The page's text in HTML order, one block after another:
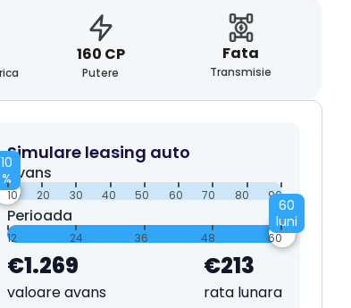
160 CP
Putere
Fata
Transmisie
Simulare leasing auto
Avans
10
%
10 20 30 40 50 60 70 80 90
Perioada
60
luni
12 24 36 48 60
€1.269
valoare avans
€213
rata lunara